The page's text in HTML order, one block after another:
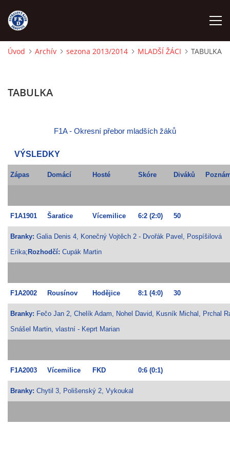
NÁBOR
FKD B
STARŠÍ ŽÁCI
MLADŠÍ ŽÁCI
MLADŠÍ ŽÁCI "B"
STARŠÍ PŘÍPRAVKA R 2012 + 2013
Úvod Archív sezona 2013/2014 MLADŠÍ ŽÁCI TABULKA
TABULKA
F1A - Okresní přebor mladších žáků
VÝSLEDKY
Zápas Domácí Hosté Skóre Diváků
F1A1901 Šaratice Vícemilice 6:2 (2:0) 50
Branky: Galia Denis 4, Konečný Vojtěch 2 - Dvořák Pavel, Pospíšilová
Erika; Rozhodčí: Cupák Martin
F1A2002 Rousínov Hodějice 8:1 (4:0) 30
Branky: Fečo Jan 2, Chelík Adam, Nohel David, Kusník Michal, Prchal
Snášel Martin, vlastní - Keprt Marian
F1A2003 Vícemilice FKD 0:6 (0:1)
Branky: Chytil 3, Polišenský 2, Vykoukal